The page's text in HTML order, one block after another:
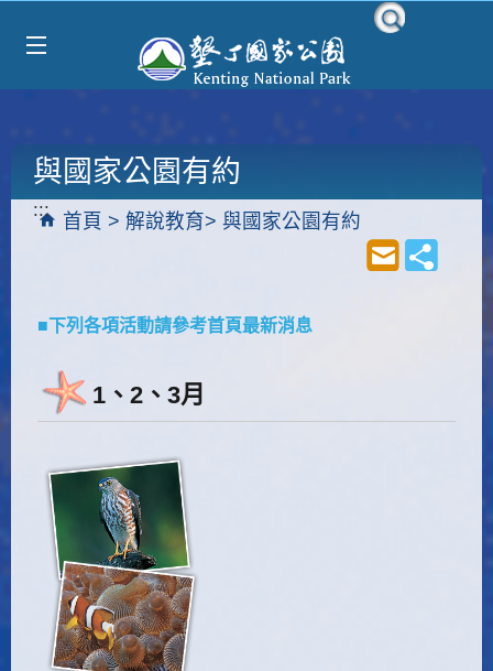
:::
首頁 解說教育 與國家公園有約
與國家公園有約
■下列各項活動請參考首頁最新消息
1、2、3月